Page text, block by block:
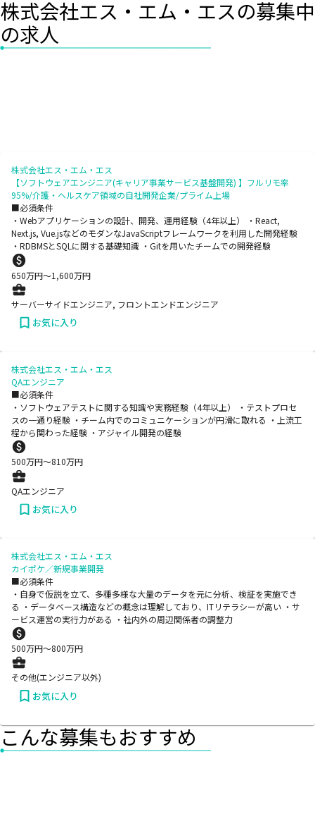
株式会社エス・エム・エスの募集中
の求人
株式会社エス・エム・エス
【ソフトウェアエンジニア(キャリア事業サービス基盤開発) 】フルリモ率
95%/介護・ヘルスケア領域の自社開発企業/プライム上場
■必須条件
・Webアプリケーションの設計、開発、運用経験（4年以上） ・React,
Next.js, Vue.jsなどのモダンなJavaScriptフレームワークを利用した開発経験
・RDBMSとSQLに関する基礎知識 ・Gitを用いたチームでの開発経験
650万円〜1,600万円
サーバーサイドエンジニア, フロントエンドエンジニア
お気に入り
株式会社エス・エム・エス
QAエンジニア
■必須条件
・ソフトウェアテストに関する知識や実務経験（4年以上） ・テストプロセ
スの一通り経験 ・チーム内でのコミュニケーションが円滑に取れる ・上流工
程から関わった経験 ・アジャイル開発の経験
500万円〜810万円
QAエンジニア
お気に入り
株式会社エス・エム・エス
カイポケ／新規事業開発
■必須条件
・自身で仮説を立て、多種多様な大量のデータを元に分析、検証を実施でき
る ・データベース構造などの概念は理解しており、ITリテラシーが高い ・サ
ービス運営の実行力がある ・社内外の周辺関係者の調整力
500万円〜800万円
その他(エンジニア以外)
お気に入り
こんな募集もおすすめ